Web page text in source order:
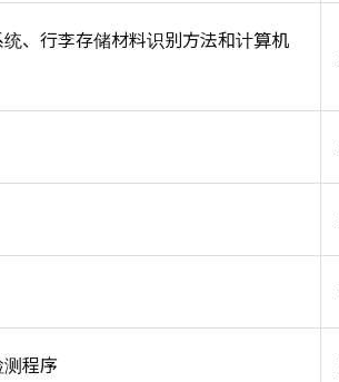
、行李存储材料识别方法和计算机
程序